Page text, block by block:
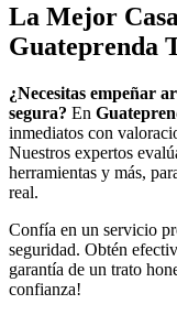
La Mejor
Guateprenda
¿Necesitas empeñar
segura? En
inmediatos con
Nuestros expertos
herramientas y más,
real.
Confía en un servicio
seguridad. Obtén
garantía de un trato
confianza!